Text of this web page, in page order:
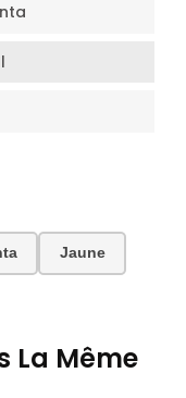
Jaune
La Même